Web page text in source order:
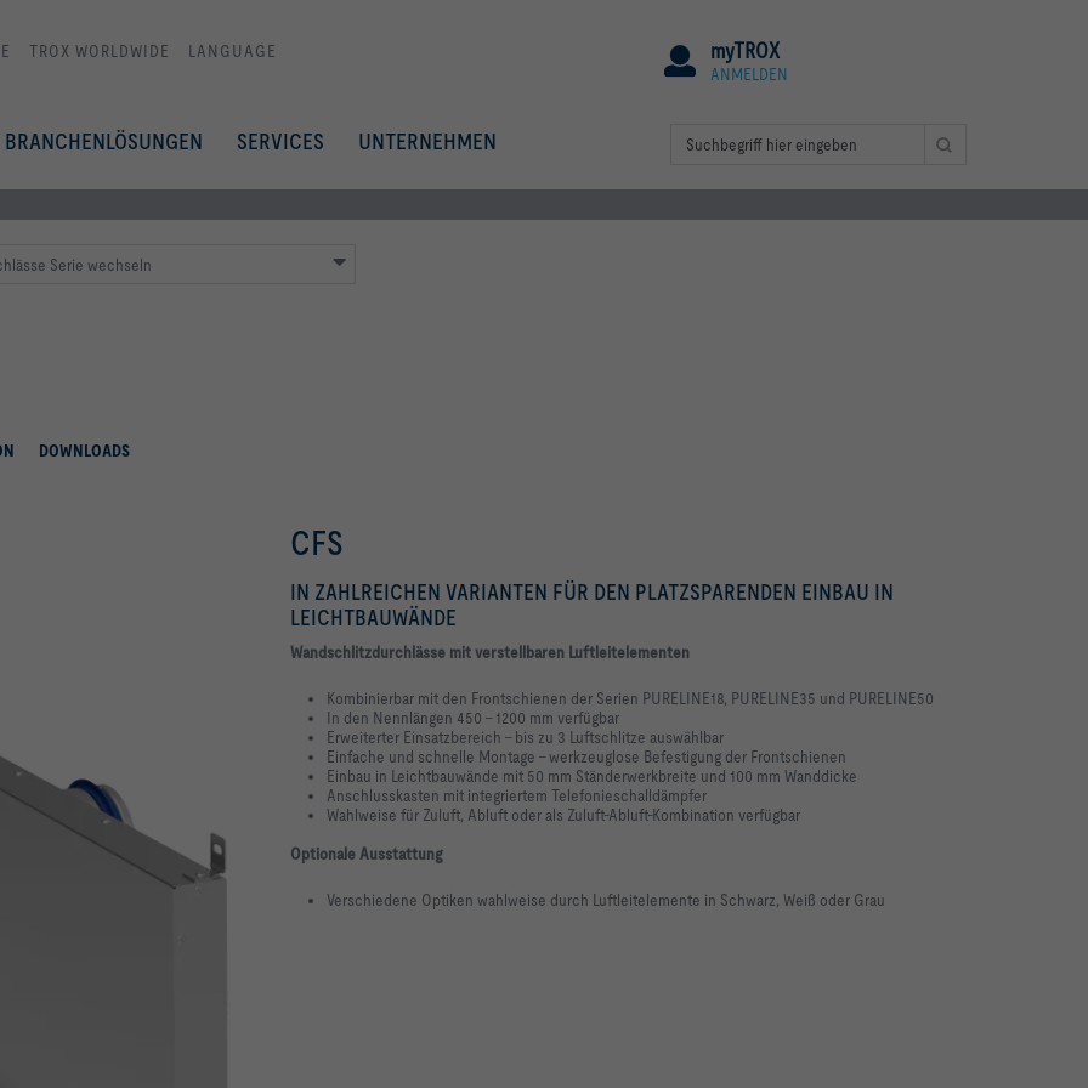
TROX WORLDWIDE LANGUAGE myTROX
ANMELDEN
BRANCHENLÖSUNGEN SERVICES UNTERNEHMEN
Serie wechseln
DOWNLOADS
CFS
IN ZAHLREICHEN VARIANTEN FÜR DEN PLATZSPARENDEN EINBAU IN
LEICHTBAUWÄNDE
Wandschlitzdurchlässe mit verstellbaren Luftleitelementen
Kombinierbar mit den Frontschienen der Serien PURELINE18, PURELINE35 und PURELINE50
In den Nennlängen 450 - 1200 mm verfügbar
Erweiterter Einsatzbereich - bis zu 3 Luftschlitze auswählbar
Einfache und schnelle Montage - werkzeuglose Befestigung der Frontschienen
Einbau in Leichtbauwände mit 50 mm Ständerwerkbreite und 100 mm Wanddicke
Anschlusskasten mit integriertem Telefonieschalldämpfer
Wahlweise für Zuluft, Abluft oder als Zuluft-Abluft-Kombination verfügbar
Optionale Ausstattung
Verschiedene Optiken wahlweise durch Luftleitelemente in Schwarz, Weiß oder Grau